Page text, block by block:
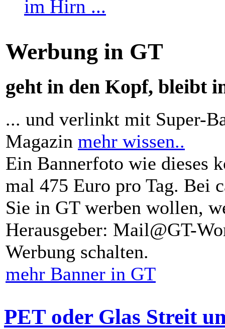
Werbung in GT
geht in den Kopf, bleibt
... und verlinkt mit Super-
Magazin mehr wissen..
Ein Bannerfoto wie dieses
mal 475 Euro pro Tag. Bei
Sie in GT werben wollen,
Herausgeber: Mail@GT-
Werbung schalten.
mehr Banner in GT
PET oder Glas Streit